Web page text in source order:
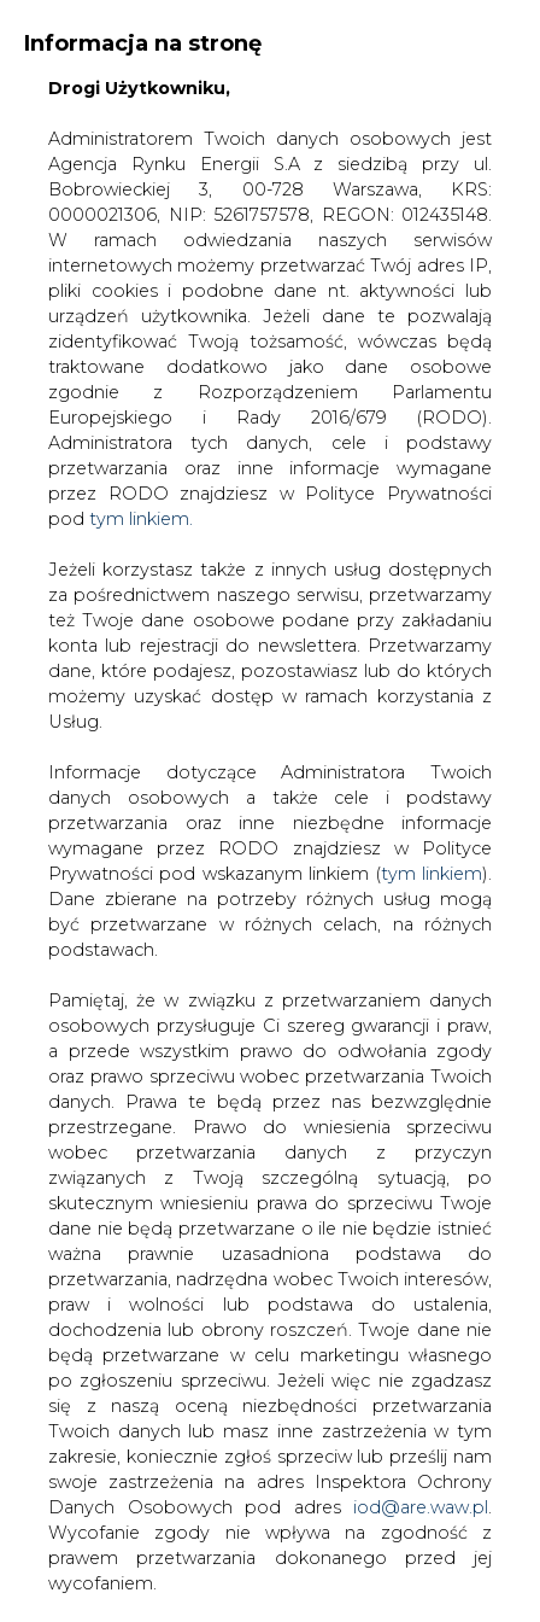
KONTAKT:
WIELKOŚĆ TEKSTU A A
ZALOGUJ SIĘ
WŁĄCZ CIRE.TV
Informacja na stronę
Drogi Użytkowniku,
Administratorem Twoich danych osobowych jest
Agencja Rynku Energii S.A z siedzibą przy ul.
Bobrowieckiej 3, 00-728 Warszawa, KRS:
0000021306, NIP: 5261757578, REGON: 012435148.
W ramach odwiedzania naszych serwisów
internetowych możemy przetwarzać Twój adres IP,
pliki cookies i podobne dane nt. aktywności lub
urządzeń użytkownika. Jeżeli dane te pozwalają
zidentyfikować Twoją tożsamość, wówczas będą
traktowane dodatkowo jako dane osobowe
zgodnie z Rozporządzeniem Parlamentu
Europejskiego i Rady 2016/679 (RODO).
Administratora tych danych, cele i podstawy
przetwarzania oraz inne informacje wymagane
przez RODO znajdziesz w Polityce Prywatności
pod tym linkiem.
Jeżeli korzystasz także z innych usług dostępnych
za pośrednictwem naszego serwisu, przetwarzamy
też Twoje dane osobowe podane przy zakładaniu
konta lub rejestracji do newslettera. Przetwarzamy
dane, które podajesz, pozostawiasz lub do których
możemy uzyskać dostęp w ramach korzystania z
Usług.
Informacje dotyczące Administratora Twoich
danych osobowych a także cele i podstawy
przetwarzania oraz inne niezbędne informacje
wymagane przez RODO znajdziesz w Polityce
Prywatności pod wskazanym linkiem (tym linkiem).
Dane zbierane na potrzeby różnych usług mogą
być przetwarzane w różnych celach, na różnych
podstawach.
Pamiętaj, że w związku z przetwarzaniem danych
osobowych przysługuje Ci szereg gwarancji i praw,
a przede wszystkim prawo do odwołania zgody
oraz prawo sprzeciwu wobec przetwarzania Twoich
danych. Prawa te będą przez nas bezwzględnie
przestrzegane. Prawo do wniesienia sprzeciwu
wobec przetwarzania danych z przyczyn
związanych z Twoją szczególną sytuacją, po
skutecznym wniesieniu prawa do sprzeciwu Twoje
dane nie będą przetwarzane o ile nie będzie istnieć
ważna prawnie uzasadniona podstawa do
przetwarzania, nadrzędna wobec Twoich interesów,
praw i wolności lub podstawa do ustalenia,
dochodzenia lub obrony roszczeń. Twoje dane nie
będą przetwarzane w celu marketingu własnego
po zgłoszeniu sprzeciwu. Jeżeli więc nie zgadzasz
się z naszą oceną niezbędności przetwarzania
Twoich danych lub masz inne zastrzeżenia w tym
zakresie, koniecznie zgłoś sprzeciw lub prześlij nam
swoje zastrzeżenia na adres Inspektora Ochrony
Danych Osobowych pod adres iod@are.waw.pl
Wycofanie zgody nie wpływa na zgodność z
prawem przetwarzania dokonanego przed jej
wycofaniem.
Strona główna / CIEPŁOWNICTWO / Prawie 12 mln zł
dla Gdańska na ekologiczne mieszkalnictwo
2022-06-30 19:00
skomentuj
udostępnij:
Prawie 12 mln zł dla Gdańska na
ekologiczne mieszkalnictwo
Około 11,7 mln zł dla Gdańska z funduszy
Europejskiego Banku Inwestycyjnego
na poprawę efektywności
energetycznej 250 wielorodzinnych
budynków komunalnych oraz 2,6 mln zł
na termomodernizację domów
jednorodzinnych z NFOŚiGW to nowe
ekoinwestycje w Gdańskich
Nieruchomościach.
Aleksandra Strug z Gdańskich Nieruchomości